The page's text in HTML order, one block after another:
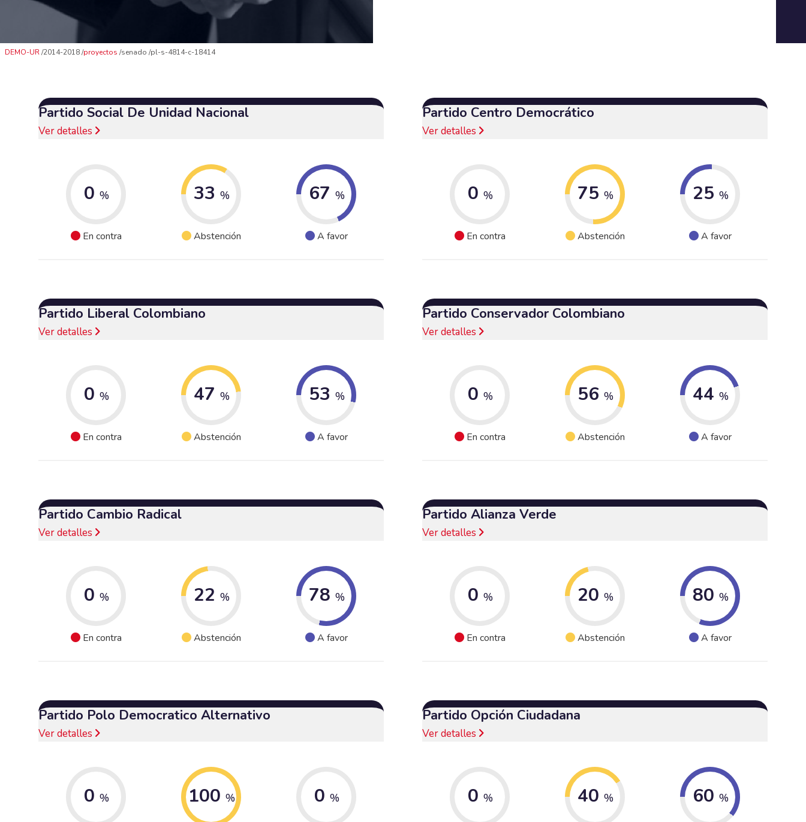
DEMO-UR 2014-2018 proyectos senado pl-s-4814-c-18414
Partido Social De Unidad Nacional
Ver detalles
0 %
En contra
33 %
Abstención
67 %
A favor
Partido Centro Democrático
Ver detalles
0 %
En contra
75 %
Abstención
25 %
A favor
Partido Liberal Colombiano
Ver detalles
0 %
En contra
47 %
Abstención
53 %
A favor
Partido Conservador Colombiano
Ver detalles
0 %
En contra
56 %
Abstención
44 %
A favor
Partido Cambio Radical
Ver detalles
0 %
En contra
22 %
Abstención
78 %
A favor
Partido Alianza Verde
Ver detalles
0 %
En contra
20 %
Abstención
80 %
A favor
Partido Polo Democratico Alternativo
Ver detalles
0 % 100 % 0 %
Partido Opción Ciudadana
Ver detalles
0 % 40 % 60 %